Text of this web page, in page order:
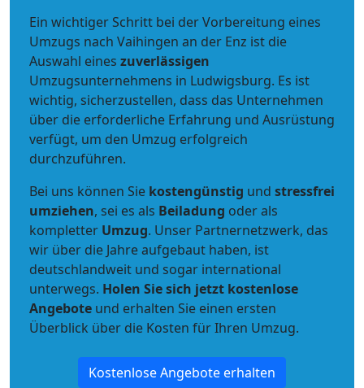
Ein wichtiger Schritt bei der Vorbereitung eines
Umzugs nach Vaihingen an der Enz ist die
Auswahl eines zuverlässigen
Umzugsunternehmens in Ludwigsburg. Es ist
wichtig, sicherzustellen, dass das Unternehmen
über die erforderliche Erfahrung und Ausrüstung
verfügt, um den Umzug erfolgreich
durchzuführen.
Bei uns können Sie kostengünstig und stressfrei
umziehen, sei es als Beiladung oder als
kompletter Umzug. Unser Partnernetzwerk, das
wir über die Jahre aufgebaut haben, ist
deutschlandweit und sogar international
unterwegs. Holen Sie sich jetzt kostenlose
Angebote und erhalten Sie einen ersten
Überblick über die Kosten für Ihren Umzug.
Kostenlose Angebote erhalten